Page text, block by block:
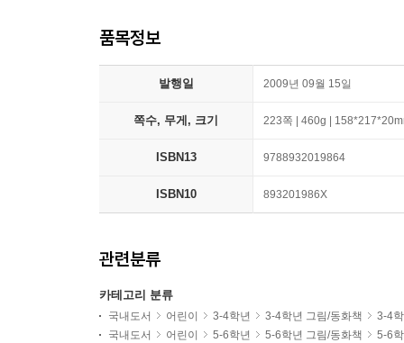
품목정보
발행일 2009년 09월 15일
쪽수, 무게, 크기 223쪽 | 460g |
ISBN13 9788932019864
ISBN10 893201986X
관련분류
카테고리 분류
국내도서 어린이 3-4학년 3-4학년 그림/동화책
3-4
국내도서
어린이 5-6학년 5-6학년 그림/동화책
5-6